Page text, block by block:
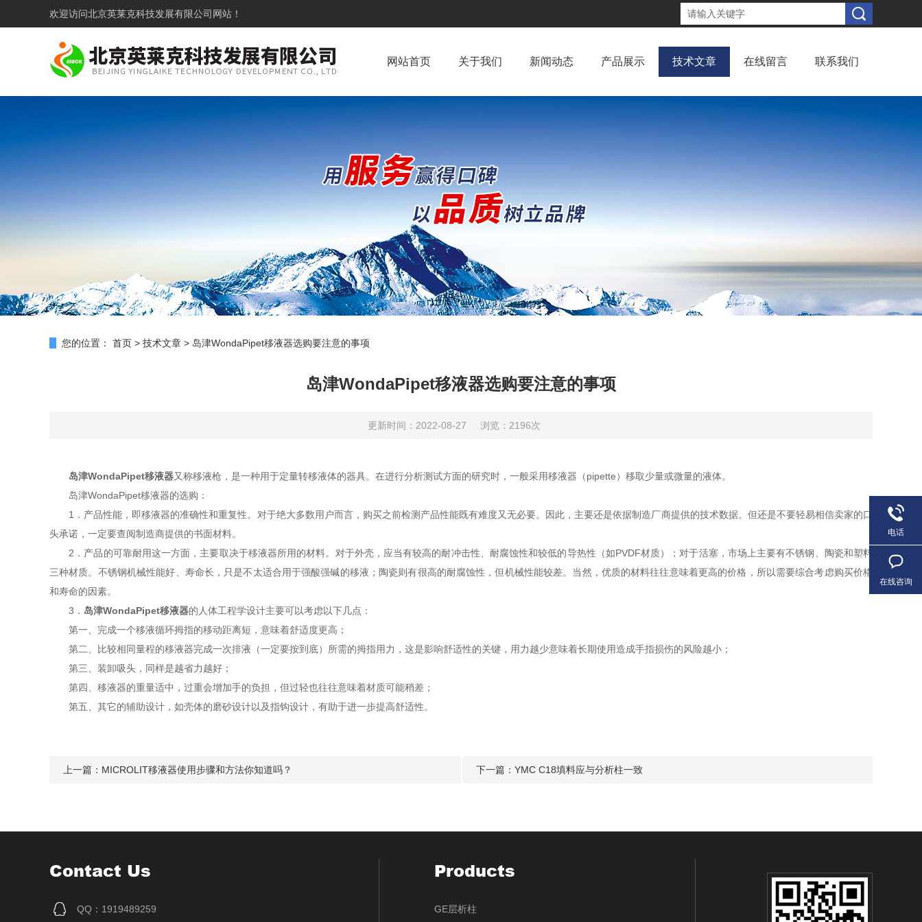
欢迎访问北京英莱克科技发展有限公司网站！
网站首页 关于我们 新闻动态 产品展示 技术文章 在线留言 联系我们
您的位置： 首页 > 技术文章 > 岛津WondaPipet移液器选购要注意的事项
岛津WondaPipet移液器选购要注意的事项
更新时间：2022-08-27 浏览：2196次
岛津WondaPipet移液器又称移液枪，是一种用于定量转移液体的器具。在进行分析测试方面的研究时，一般采用移液器（pipette）移取少量或微量的液体。
岛津WondaPipet移液器的选购：
1．产品性能，即移液器的准确性和重复性。对于绝大多数用户而言，购买之前检测产品性能既有难度又无必要。因此，主要还是依据制造厂商提供的技术数据。但还是不要轻易相信卖家的口
头承诺，一定要查阅制造商提供的书面材料。
2．产品的可靠耐用这一方面，主要取决于移液器所用的材料。对于外壳，应当有较高的耐冲击性、耐腐蚀性和较低的导热性（如PVDF材质）；对于活塞，市场上主要有不锈钢、陶瓷和塑料
三种材质。不锈钢机械性能好、寿命长，只是不太适合用于强酸强碱的移液；陶瓷则有很高的耐腐蚀性，但机械性能较差。当然，优质的材料往往意味着更高的价格，所以需要综合考虑购买价格
和寿命的因素。
3． 岛津WondaPipet移液器的人体工程学设计主要可以考虑以下几点：
第一、完成一个移液循环拇指的移动距离短，意味着舒适度更高；
第二、比较相同量程的移液器完成一次排液（一定要按到底）所需的拇指用力，这是影响舒适性的关键，用力越少意味着长期使用造成手指损伤的风险越小；
第三、装卸吸头，同样是越省力越好；
第四、移液器的重量适中，过重会增加手的负担，但过轻也往往意味着材质可能稍差；
第五、其它的辅助设计，如壳体的磨砂设计以及指钩设计，有助于进一步提高舒适性。
上一篇： MICROLIT移液器使用步骤和方法你知道吗？ 下一篇： YMC C18填料应与分析柱一致
Contact Us
QQ：1919489259
Products
GE层析柱
电话
在线咨询